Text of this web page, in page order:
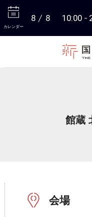
カレンダー
8 8 10:00
館蔵
会場